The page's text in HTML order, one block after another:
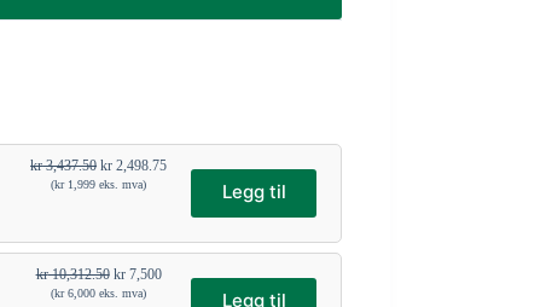
kr3,437.50 kr 2,498.75
(kr1,999 eks. mva) Legg til
kr10,312.50 kr7,500
(kr6,000 eks. mva) Legg til